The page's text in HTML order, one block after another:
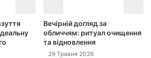
Вечірній догляд за
обличчям: ритуал очищення
та відновлення
29 Травня 2026